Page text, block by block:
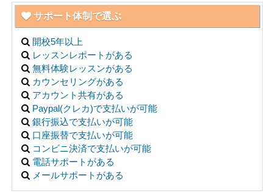
サポート体制で選ぶ
開校5年以上
レッスンレポートがある
無料体験レッスンがある
カウンセリングがある
アカウント共有がある
Paypal(クレカ)で支払いが可能
銀行振込で支払いが可能
口座振替で支払いが可能
コンビニ決済で支払いが可能
電話サポートがある
メールサポートがある